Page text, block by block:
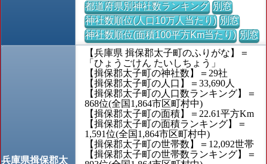
都道府県別神社数ランキング 別窓
神社数順位(人口10万人当たり) 別窓
神社数順位(面積100平方Km当たり) 別窓
兵庫県揖保郡太
【兵庫県 揖保郡太子町のふりがな】＝
「ひょうごけん たいしちょう」
【揖保郡太子町の神社数】＝29社
【揖保郡太子町の人口】＝33,690人
【揖保郡太子町の人口数ランキング】＝
868位(全国1,864市区町村中)
【揖保郡太子町の面積】＝22.61平方Km
【揖保郡太子町の面積ランキング】＝
1,591位(全国1,864市区町村中)
【揖保郡太子町の世帯数】＝12,092世帯
【揖保郡太子町の世帯数ランキング】＝